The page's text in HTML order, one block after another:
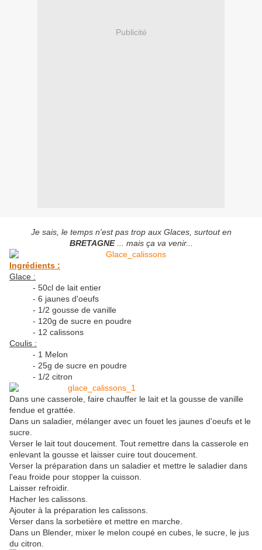
Publicité
Je sais, le temps n'est pas trop aux Glaces, surtout en
BRETAGNE... mais ça va venir...
Ingrédients :
Glace :
- 50cl de lait entier
- 6 jaunes d'oeufs
- 1/2 gousse de vanille
- 120g de sucre en poudre
- 12 calissons
Coulis :
- 1 Melon
- 25g de sucre en poudre
- 1/2 citron
Dans une casserole, faire chauffer le lait et la gousse de vanille
fendue et grattée.
Dans un saladier, mélanger avec un fouet les jaunes d'oeufs et le
sucre.
Verser le lait tout doucement. Tout remettre dans la casserole en
enlevant la gousse et laisser cuire tout doucement.
Verser la préparation dans un saladier et mettre le saladier dans
l'eau froide pour stopper la cuisson.
Laisser refroidir.
Hacher les calissons.
Ajouter à la préparation les calissons.
Verser dans la sorbetière et mettre en marche.
Dans un Blender, mixer le melon coupé en cubes, le sucre, le jus
du citron.